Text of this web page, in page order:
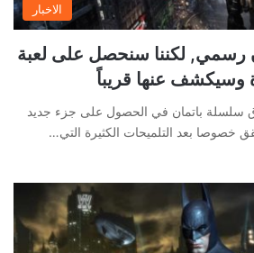
الاخبار
رسمي, لكننا سنحصل على لعبة
وسيكشف عنها قريباً
سلسلة باتمان في الحصول على جزء جديد
خصوصا بعد التلميحات الكثيرة التي…